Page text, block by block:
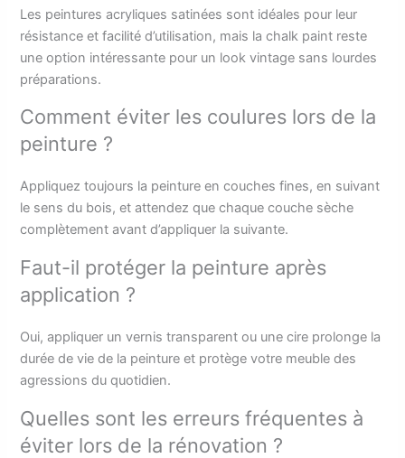
Les peintures acryliques satinées sont idéales pour leur
résistance et facilité d’utilisation, mais la chalk paint reste
une option intéressante pour un look vintage sans lourdes
préparations.
Comment éviter les coulures lors de la
peinture ?
Appliquez toujours la peinture en couches fines, en suivant
le sens du bois, et attendez que chaque couche sèche
complètement avant d’appliquer la suivante.
Faut-il protéger la peinture après
application ?
Oui, appliquer un vernis transparent ou une cire prolonge la
durée de vie de la peinture et protège votre meuble des
agressions du quotidien.
Quelles sont les erreurs fréquentes à
éviter lors de la rénovation ?